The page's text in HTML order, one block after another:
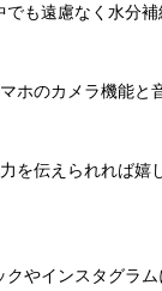
も遠慮なく水分
ホのカメラ機能と
を伝えられれば嬉
やインスタグラ